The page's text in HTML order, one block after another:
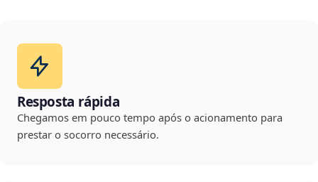
Resposta rápida
Chegamos em pouco tempo após o acionamento para
prestar o socorro necessário.